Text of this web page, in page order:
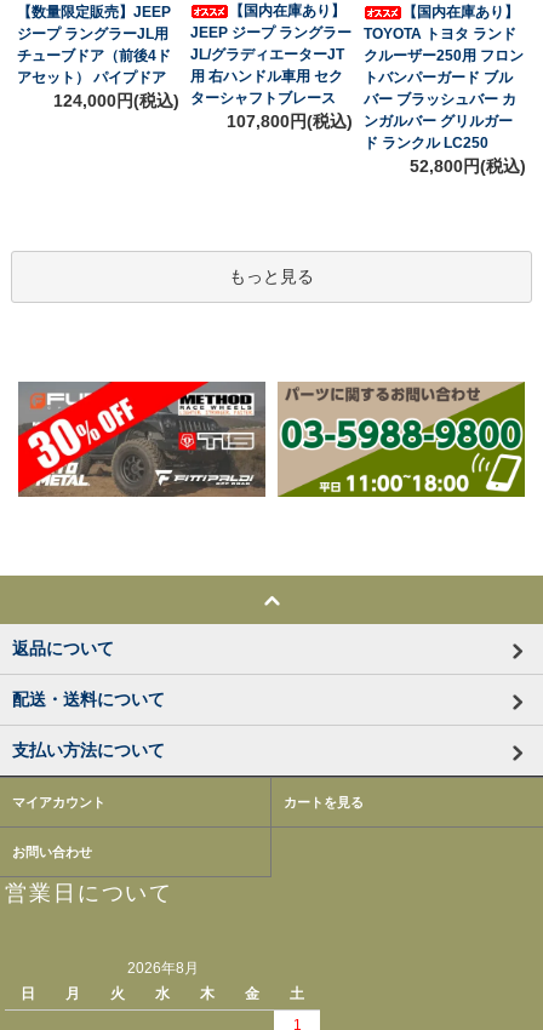
【数量限定販売】JEEP
ジープ ラングラーJL用
チューブドア（前後4ド
アセット） パイプドア
124,000円(税込)
【国内在庫あり】
JEEP ジープ ラングラー
JL/グラディエーターJT
用 右ハンドル車用 セク
ターシャフトブレース
107,800円(税込)
【国内在庫あり】
TOYOTA トヨタ ランド
クルーザー250用 フロン
トバンパーガード ブル
バー ブラッシュバー カ
ンガルバー グリルガー
ド ランクル LC250
52,800円(税込)
もっと見る
返品について
配送・送料について
支払い方法について
マイアカウント カートを見る
お問い合わせ
営業日について
2026年8月
日
月 火 水 木 金
土
1